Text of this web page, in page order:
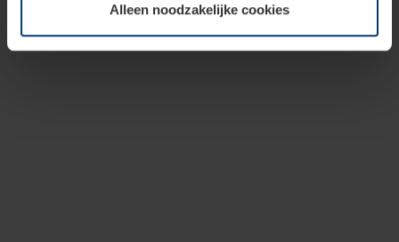
wijzigen of herroepen.Alleen noodzakelijke cookies